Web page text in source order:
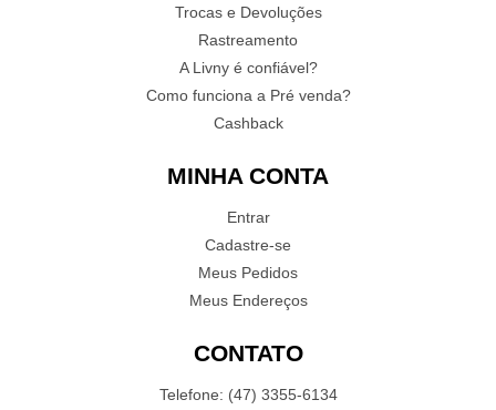
Trocas e Devoluções
Rastreamento
A Livny é confiável?
Como funciona a Pré venda?
Cashback
MINHA CONTA
Entrar
Cadastre-se
Meus Pedidos
Meus Endereços
CONTATO
Telefone: (47) 3355-6134